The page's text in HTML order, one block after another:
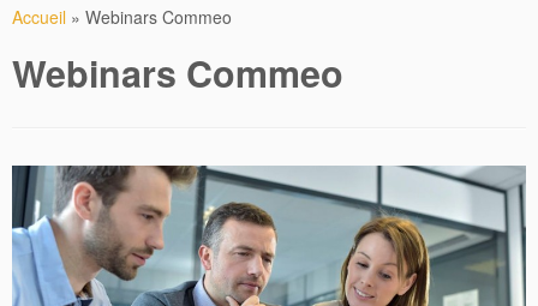
toAccueil » Webinars Commeo
Webinars Commeo